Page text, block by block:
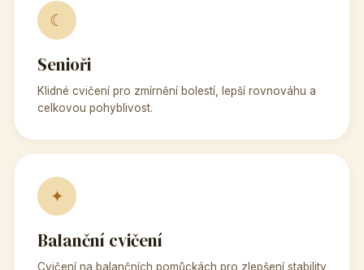
☾
Senioři
Klidné cvičení pro zmírnění bolestí, lepší rovnováhu a
celkovou pohyblivost.
✦
Balanční cvičení
Cvičení na balančních pomůckách pro zlepšení stability